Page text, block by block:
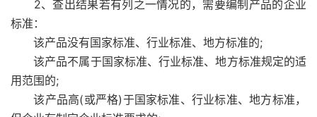
2、查出结果若有列之一情况的，需要编制产品的企业
标准：
该产品没有国家标准、行业标准、地方标准的;
该产品不属于国家标准、行业标准、地方标准规定的适
用范围的;
该产品高(或严格)于国家标准、行业标准、地方标准，